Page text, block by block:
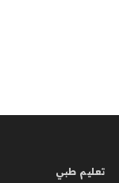
تعليم طبي